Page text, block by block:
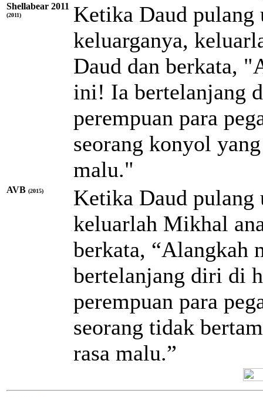
Shellabear 2011
(2011)
Ketika Daud pulang
keluarganya,
Daud dan berkata,
ini! Ia bertelanjang
perempuan para
seorang konyol
malu."
AVB (2015)
Ketika Daud pulang
keluarlah Mikhal
berkata, “Alangkah
bertelanjang diri di
perempuan para
seorang tidak
rasa malu.”